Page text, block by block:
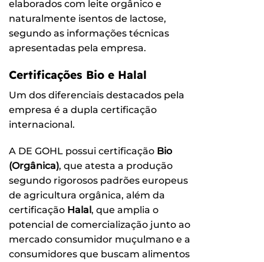
elaborados com leite orgânico e
naturalmente isentos de lactose,
segundo as informações técnicas
apresentadas pela empresa.
Certificações Bio e Halal
Um dos diferenciais destacados pela
empresa é a dupla certificação
internacional.
A DE GOHL possui certificação Bio
(Orgânica), que atesta a produção
segundo rigorosos padrões europeus
de agricultura orgânica, além da
certificação Halal , que amplia o
potencial de comercialização junto ao
mercado consumidor muçulmano e a
consumidores que buscam alimentos